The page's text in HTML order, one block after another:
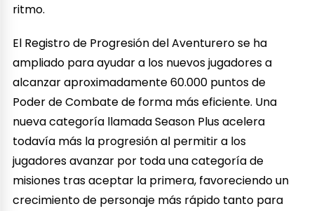
ritmo.
El Registro de Progresión del Aventurero se ha
ampliado para ayudar a los nuevos jugadores a
alcanzar aproximadamente 60.000 puntos de
Poder de Combate de forma más eficiente. Una
nueva categoría llamada Season Plus acelera
todavía más la progresión al permitir a los
jugadores avanzar por toda una categoría de
misiones tras aceptar la primera, favoreciendo un
crecimiento de personaje más rápido tanto para